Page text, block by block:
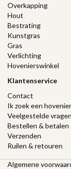
Overkapping
Hout
Bestrating
Kunstgras
Gras
Verlichting
Hovenierswinkel
Klantenservice
Contact
Ik zoek een hovenier
Veelgestelde vragen
Bestellen & betalen
Verzenden
Ruilen & retouren
Algemene